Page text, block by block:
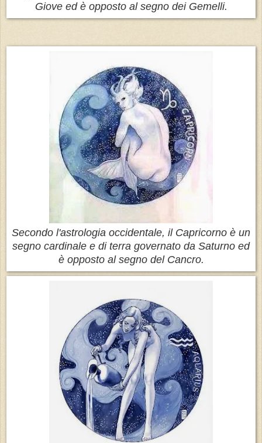
Giove ed è opposto al segno dei Gemelli.
Secondo l'astrologia occidentale, il Capricorno è un
segno cardinale e di terra governato da Saturno ed
è opposto al segno del Cancro.